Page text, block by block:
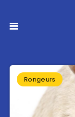
Rongeurs